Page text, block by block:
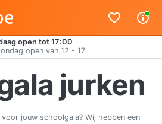
open tot 17:00
open van 12 - 17
jurken
jouw schoolgala? Wij hebben een